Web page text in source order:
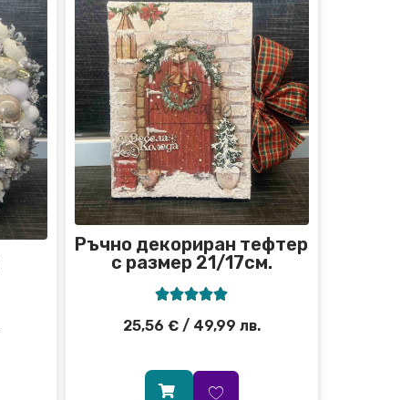
Ръчно декориран тефтер
с размер 21/17см.

25,56 €/ 49,99 лв.